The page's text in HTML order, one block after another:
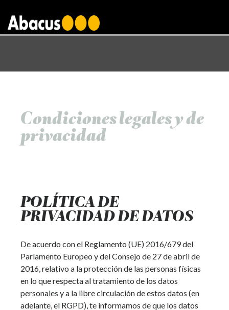
Condiciones legales y de
privacidad
POLÍTICA DE
PRIVACIDAD DE DATOS
De acuerdo con el Reglamento (UE) 2016/679 del
Parlamento Europeo y del Consejo de 27 de abril de
2016, relativo a la protección de las personas físicas
en lo que respecta al tratamiento de los datos
personales y a la libre circulación de estos datos (en
adelante, el RGPD), te informamos de que los datos